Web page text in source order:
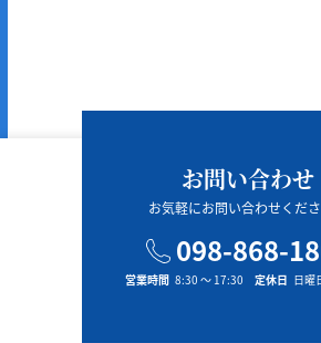
お問い合わせ
お気軽にお問い合わせくださ
098-868-
営業時間 8:30 〜 17:30 定休日 日曜